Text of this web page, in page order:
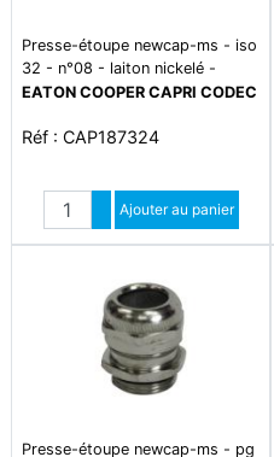
Presse-étoupe newcap-ms - iso
32 - n°08 - laiton nickelé -
ip66/68 - plage de température
EATON COOPER CAPRI CODEC
Réf : CAP187324
Quantité
Augmenter quantité
Diminuer quantité
Ajouter au panier
Presse-étoupe newcap-ms - pg